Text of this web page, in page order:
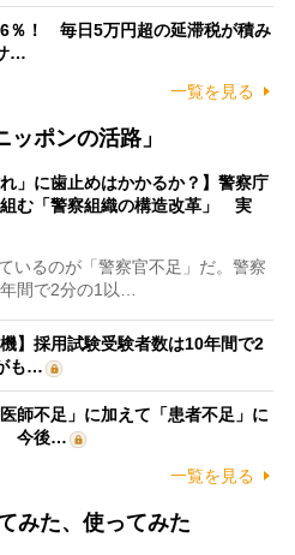
％！ 毎日5万円超の延滞税が積み
…
一覧を見る
ポンの活路」
れ」に歯止めはかかるか？】警察庁
む「警察組織の構造改革」 実
いるのが「警察官不足」だ。警察
間で2分の1以…
】採用試験受験者数は10年間で2
も…
師不足」に加えて「患者不足」に
今後…
一覧を見る
みた、使ってみた